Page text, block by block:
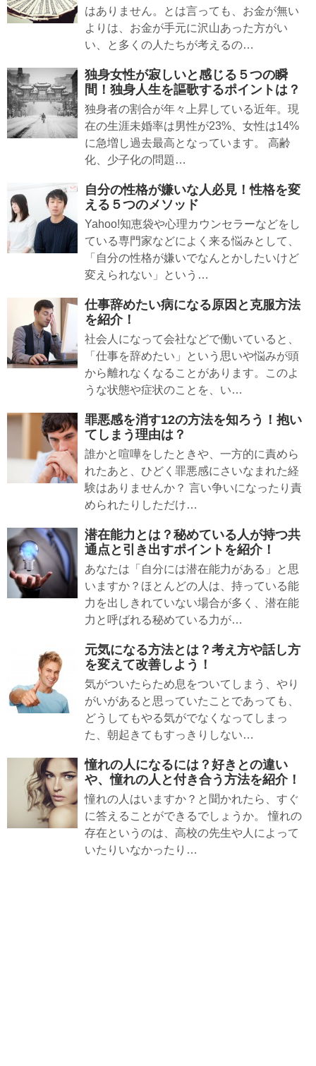
はありません。とは言っても、お金が無い
よりは、お金が手元に沢山あった方がい
い、と多くの人たちが考えるの…
独身女性が寂しいと感じる５つの瞬
間！独身人生を謳歌するポイントは？
独身者の割合が年々上昇している近年。現
在の生涯未婚率は男性が23%、女性は14%
に急増し過去最高となっています。 高齢
化、少子化の問題…
自分の性格が嫌いな人必見！性格を変
える５つのメソッド
Yahoo!知恵袋や心理カウンセラーなどをし
ている専門家などによく来る悩みとして、
「自分の性格が嫌いでなんとかしたいけど
変えられない」という…
仕事辞めたい病になる原因と克服方法
を紹介！
社会人になって会社などで働いていると、
「仕事を辞めたい」という思いや悩みが頭
から離れなくなることがあります。このよ
うな状態や症状のことを、い…
罪悪感を消す12の方法を知ろう！抱い
てしまう理由は？
誰かと喧嘩をしたときや、一方的に責めら
れたあと、ひどく罪悪感にさいなまれた経
験はありませんか？ 言い争いになったり責
められたりしただけ…
潜在能力とは？秘めている人が持つ共
通点と引き出すポイントを紹介！
あなたは「自分には潜在能力がある」と思
いますか？ほとんどの人は、持っている能
力を出しきれていない場合が多く、潜在能
力と呼ばれる秘めている力が…
元気になる方法とは？考え方や話し方
を変えて改善しよう！
気がついたらため息をついてしまう、やり
がいがあると思っていたことであっても、
どうしてもやる気がでなくなってしまっ
た、朝起きてもすっきりしない…
憧れの人になるには？好きとの違い
や、憧れの人と付き合う方法を紹介！
憧れの人はいますか？と聞かれたら、すぐ
に答えることができるでしょうか。 憧れの
存在というのは、高校の先生や人によって
いたりいなかったり…